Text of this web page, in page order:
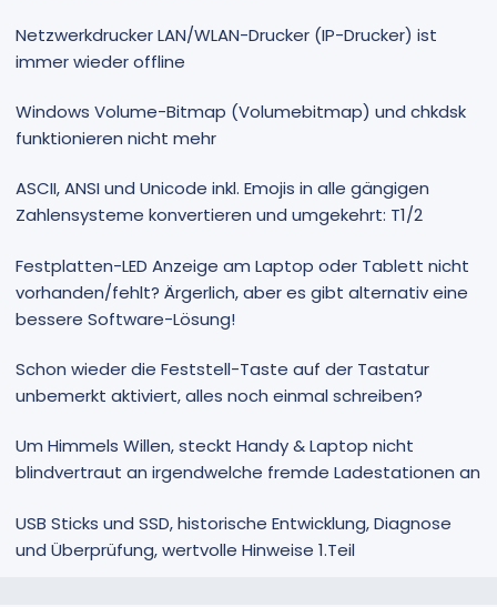
Netzwerkdrucker LAN/WLAN-Drucker (IP-Drucker) ist
immer wieder offline
Windows Volume-Bitmap (Volumebitmap) und chkdsk
funktionieren nicht mehr
ASCII, ANSI und Unicode inkl. Emojis in alle gängigen
Zahlensysteme konvertieren und umgekehrt: T1/2
Festplatten-LED Anzeige am Laptop oder Tablett nicht
vorhanden/fehlt? Ärgerlich, aber es gibt alternativ eine
bessere Software-Lösung!
Schon wieder die Feststell-Taste auf der Tastatur
unbemerkt aktiviert, alles noch einmal schreiben?
Um Himmels Willen, steckt Handy & Laptop nicht
blindvertraut an irgendwelche fremde Ladestationen an
USB Sticks und SSD, historische Entwicklung, Diagnose
und Überprüfung, wertvolle Hinweise 1.Teil